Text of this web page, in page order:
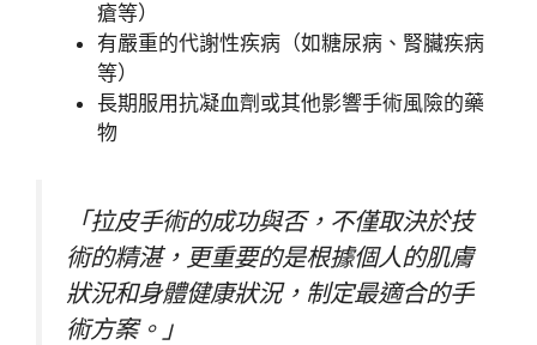
瘡等）
有嚴重的代謝性疾病（如糖尿病、腎臟疾病
等）
長期服用抗凝血劑或其他影響手術風險的藥
物
「拉皮手術的成功與否，不僅取決於技
術的精湛，更重要的是根據個人的肌膚
狀況和身體健康狀況，制定最適合的手
術方案。」